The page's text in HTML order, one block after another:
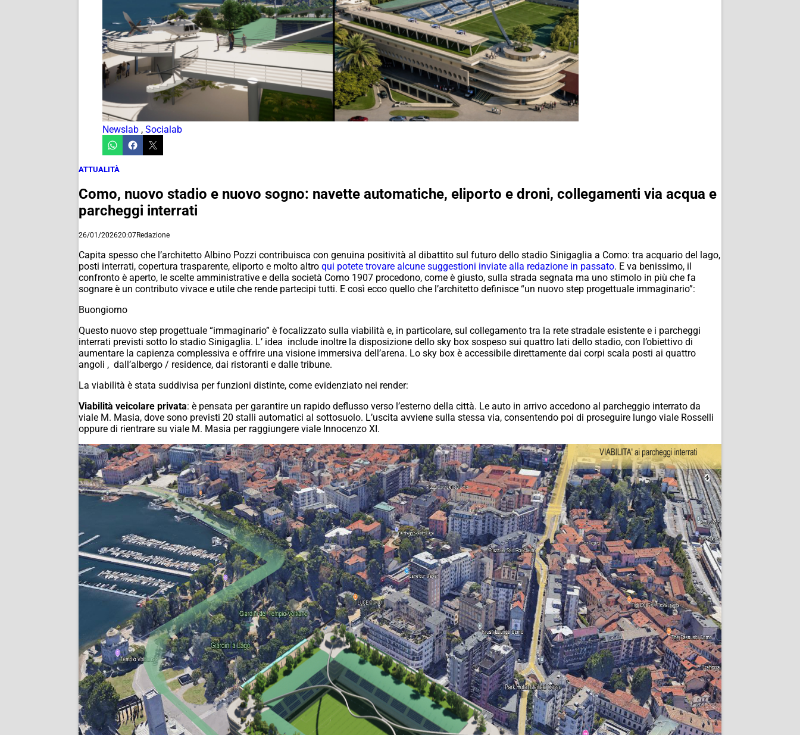
Newslab , Socialab
ATTUALITÀ
Como, nuovo stadio e nuovo sogno: navette automatiche, eliporto e droni, collegamenti via acqua e
parcheggi interrati
26/01/202620:07Redazione
Capita spesso che l’architetto Albino Pozzi contribuisca con genuina positività al dibattito sul futuro dello stadio Sinigaglia a Como: tra acquario del lago,
posti interrati, copertura trasparente, eliporto e molto altro qui potete trovare alcune suggestioni inviate alla redazione in passato. E va benissimo, il
confronto è aperto, le scelte amministrative e della società Como 1907 procedono, come è giusto, sulla strada segnata ma uno stimolo in più che fa
sognare è un contributo vivace e utile che rende partecipi tutti. E così ecco quello che l’architetto definisce “un nuovo step progettuale immaginario”:
Buongiorno
Questo nuovo step progettuale “immaginario” è focalizzato sulla viabilità e, in particolare, sul collegamento tra la rete stradale esistente e i parcheggi
interrati previsti sotto lo stadio Sinigaglia. L’ idea include inoltre la disposizione dello sky box sospeso sui quattro lati dello stadio, con l’obiettivo di
aumentare la capienza complessiva e offrire una visione immersiva dell’arena. Lo sky box è accessibile direttamente dai corpi scala posti ai quattro
angoli , dall’albergo / residence, dai ristoranti e dalle tribune.
La viabilità è stata suddivisa per funzioni distinte, come evidenziato nei render:
Viabilità veicolare privata: è pensata per garantire un rapido deflusso verso l’esterno della città. Le auto in arrivo accedono al parcheggio interrato da
viale M. Masia, dove sono previsti 20 stalli automatici al sottosuolo. L’uscita avviene sulla stessa via, consentendo poi di proseguire lungo viale Rosselli
oppure di rientrare su viale M. Masia per raggiungere viale Innocenzo XI.